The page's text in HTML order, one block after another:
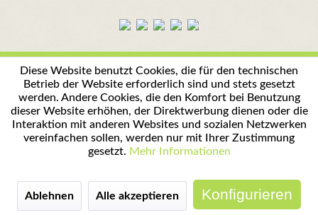
Diese Website benutzt Cookies, die für den technischen
Betrieb der Website erforderlich sind und stets gesetzt
werden. Andere Cookies, die den Komfort bei Benutzung
dieser Website erhöhen, der Direktwerbung dienen oder die
Interaktion mit anderen Websites und sozialen Netzwerken
vereinfachen sollen, werden nur mit Ihrer Zustimmung
gesetzt. Mehr Informationen
Ablehnen Alle akzeptieren Konfigurieren